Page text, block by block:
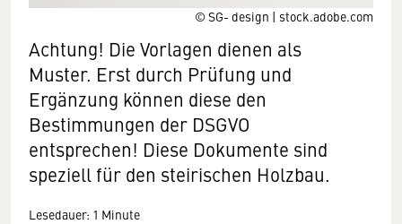
© SG- design | stock.adobe.com
Achtung! Die Vorlagen dienen als
Muster. Erst durch Prüfung und
Ergänzung können diese den
Bestimmungen der DSGVO
entsprechen! Diese Dokumente sind
speziell für den steirischen Holzbau.
Lesedauer: 1 Minute